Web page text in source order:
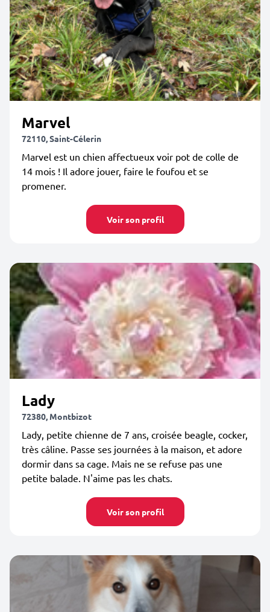
Marvel
72110, Saint-Célerin
Marvel est un chien affectueux voir pot de colle de
14 mois ! Il adore jouer, faire le foufou et se
promener.
Voir son profil
Lady
72380, Montbizot
Lady, petite chienne de 7 ans, croisée beagle, cocker,
très câline. Passe ses journées à la maison, et adore
dormir dans sa cage. Mais ne se refuse pas une
petite balade. N'aime pas les chats.
Voir son profil